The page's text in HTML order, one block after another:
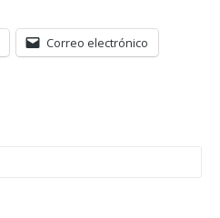
Correo electrónico